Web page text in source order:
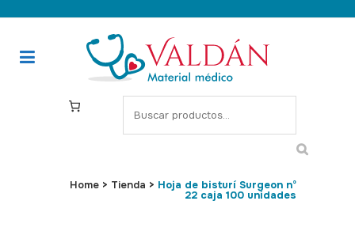
S
e
c
Home > Tienda > Hoja de bisturí Surgeon nº
22 caja 100 unidades